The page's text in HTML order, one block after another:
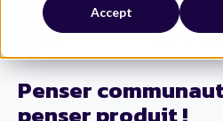
Accept
Penser